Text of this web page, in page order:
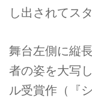
し出されてス
舞台左側に縦
者の姿を大写
ル受賞作（『